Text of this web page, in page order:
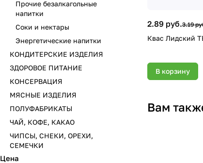
2.89 руб.3.19
Квас Лидский
В корзину
Вам
Прочие безалкагольные
напитки
Соки и нектары
Энергетические напитки
КОНДИТЕРСКИЕ ИЗДЕЛИЯ
ЗДОРОВОЕ ПИТАНИЕ
КОНСЕРВАЦИЯ
МЯСНЫЕ ИЗДЕЛИЯ
ПОЛУФАБРИКАТЫ
ЧАЙ, КОФЕ, КАКАО
ЧИПСЫ, СНЕКИ, ОРЕХИ,
СЕМЕЧКИ
Цена